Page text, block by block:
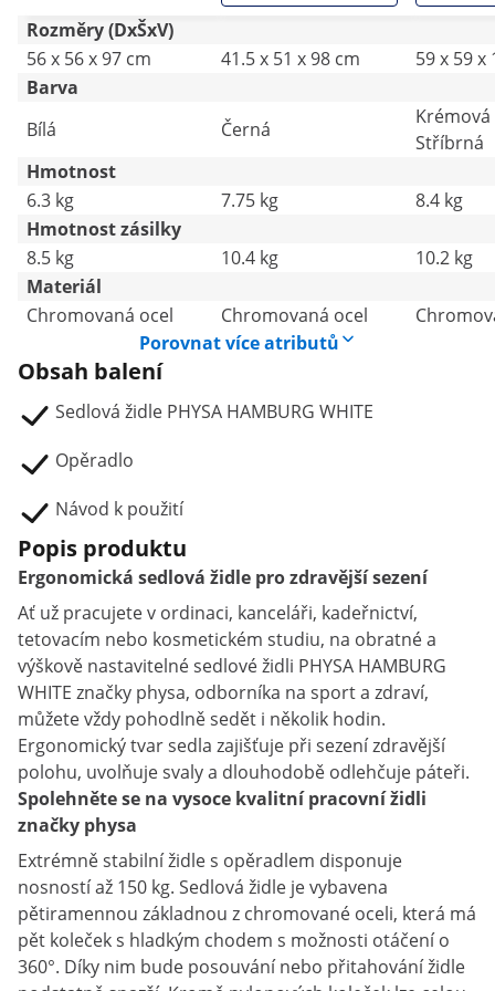
Rozměry (DxŠxV)
56 x 56 x 97 cm
41.5 x 51 x 98 cm
59 x 59 x
Barva
Bílá
Černá
Krémová
Stříbrná
Hmotnost
6.3 kg
7.75 kg
8.4 kg
Hmotnost zásilky
8.5 kg
10.4 kg
10.2 kg
Materiál
Chromovaná ocel
Chromovaná ocel
Porovnat více atributů
Obsah balení
Sedlová židle PHYSA HAMBURG WHITE
Opěradlo
Návod k použití
Popis produktu
Ergonomická sedlová židle pro zdravější sezení
Ať už pracujete v ordinaci, kanceláři, kadeřnictví,
tetovacím nebo kosmetickém studiu, na obratné a
výškově nastavitelné sedlové židli PHYSA HAMBURG
WHITE značky physa, odborníka na sport a zdraví,
můžete vždy pohodlně sedět i několik hodin.
Ergonomický tvar sedla zajišťuje při sezení zdravější
polohu, uvolňuje svaly a dlouhodobě odlehčuje páteři.
Spolehněte se na vysoce kvalitní pracovní židli
značky physa
Extrémně stabilní židle s opěradlem disponuje
nosností až 150 kg. Sedlová židle je vybavena
pětiramennou základnou z chromované oceli, která má
pět koleček s hladkým chodem s možnosti otáčení o
360°. Díky nim bude posouvání nebo přitahování židle